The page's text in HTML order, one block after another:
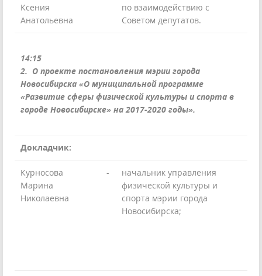
Ксения
Анатольевна
по взаимодействию с
Советом депутатов.
14:15
2. О проекте постановления мэрии города
Новосибирска «О муниципальной программе
«Развитие сферы физической культуры и спорта в
городе Новосибирске» на 2017-2020 годы».
Докладчик:
Курносова
Марина
Николаевна
-
начальник управления
физической культуры и
спорта мэрии города
Новосибирска;